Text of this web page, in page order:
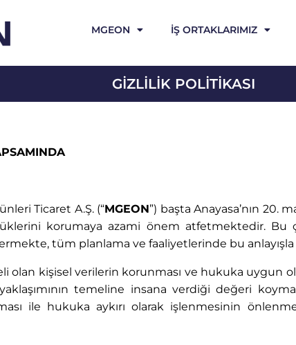
MGEON İŞ ORTAKLARIMIZ
GİZLİLİK POLİTİKASI
Ticaret A.Ş. (“MGEON”) başta Anayasa’nın 20.
korumaya azami önem atfetmektedir. Bu
tüm planlama ve faaliyetlerinde bu
olan kişisel verilerin korunması ve hukuka uygun
temeline insana verdiği değeri
ile hukuka aykırı olarak işlenmesinin